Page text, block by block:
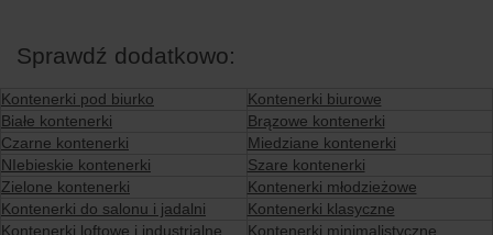
Sprawdź dodatkowo:
Kontenerki pod biurko
Kontenerki biurowe
Białe kontenerki
Brązowe kontenerki
Czarne kontenerki
Miedziane kontenerki
NIebieskie kontenerki
Szare kontenerki
Zielone kontenerki
Kontenerki młodzieżowe
Kontenerki do salonu i jadalni
Kontenerki klasyczne
Kontenerki loftowe i industrialne
Kontenerki minimalistyczne